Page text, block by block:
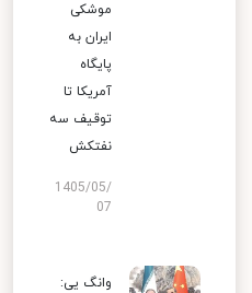
موشکی
ایران به
پایگاه
آمریکا تا
توقیف سه
نفتکش
1405/05/
07
وانگ یی: